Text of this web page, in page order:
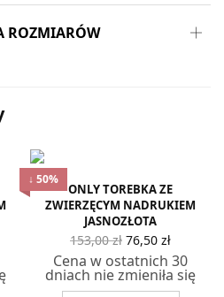
ROZMIARÓW
zł.
↓ 50%
ONLY TOREBKA ZE
ZWIERZĘCYM NADRUKIEM
JASNOZŁOTA
153,00zł Pierwotna
cena
wynosiła:
153,00 zł.
76,50 zł
cena
wynosi:
76,50
Cena w ostatnich 30
dniach nie zmieniła się